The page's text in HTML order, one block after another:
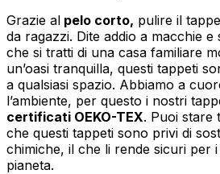
Grazie al pelo corto, pulire il
da ragazzi. Dite addio a macchie
che si tratti di una casa familiare
un’oasi tranquilla, questi tappeti
a qualsiasi spazio. Abbiamo a
l’ambiente, per questo i nostri
certificati OEKO-TEX. Puoi stare
che questi tappeti sono privi di
chimiche, il che li rende sicuri per
pianeta.